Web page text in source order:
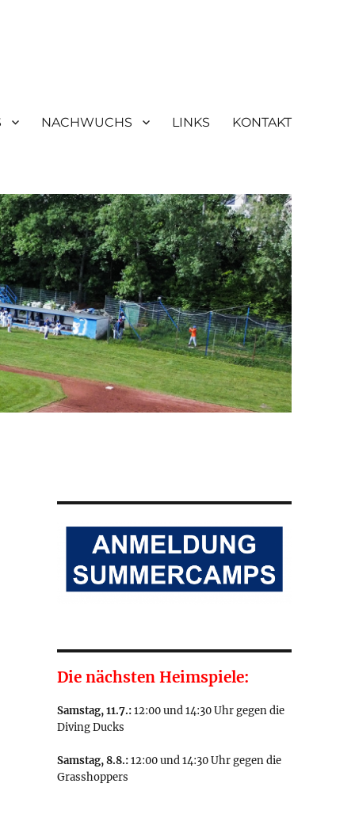
NACHWUCHS LINKS KONTAKT
Die nächsten Heimspiele:
Samstag, 11.7.:12:00 und 14:30 Uhr gegen die
Diving Ducks
Samstag, 8.8.:12:00 und 14:30 Uhr gegen die
Grasshoppers